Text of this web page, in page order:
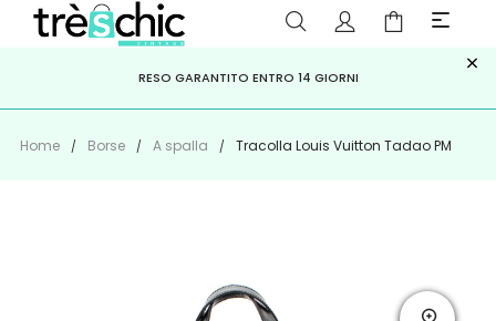
PAGA A RATE CONKLARNA,HEYLIGHT, APPAGO
ISCRIVITI ALLA NEWSLETTER PER NON PERDERE SCONTI E
OFFERTE IMPERDIBILI!
RESO GARANTITO ENTRO 14 GIORNI ×
Home Borse A spalla Tracolla Louis Vuitton Tadao PM